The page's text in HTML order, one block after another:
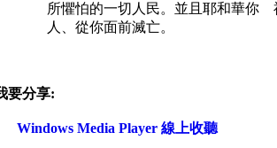
所懼怕的一切人民。並且耶和華你
人、從你面前滅亡。
要分享:
Windows Media Player 線上收聽